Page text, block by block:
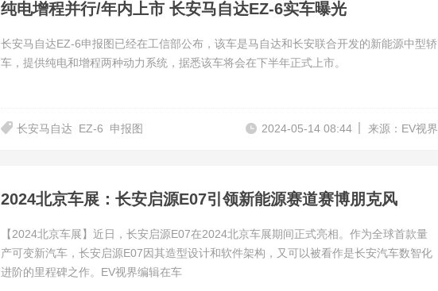
纯电增程并行/年内上市 长安马自达EZ-6实车曝光
长安马自达EZ-6申报图已经在工信部公布，该车是马自达和长安联合开发的新能源中型轿
车，提供纯电和增程两种动力系统，据悉该车将会在下半年正式上市。
长安马自达 EZ-6 申报图 来源：EV视界
2024-05-14 08:44
2024北京车展：长安启源E07引领新能源赛道赛博朋克风
【2024北京车展】近日，长安启源E07在2024北京车展期间正式亮相。作为全球首款量
产可变新汽车，长安启源E07因其造型设计和软件架构，又可以被看作是长安汽车数智化
进阶的里程碑之作。EV视界编辑在车